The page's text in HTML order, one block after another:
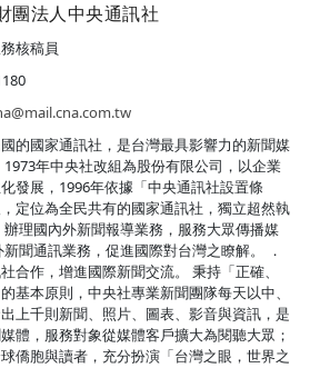
團法人中央通訊社
核稿員
的國家通訊社，是台灣最具影響力的新聞媒
年中央社改組為股份有限公司，以企業
發展，1996年依據「中央通訊社設置條
定位為全民共有的國家通訊社，獨立超然執
理國內外新聞報導業務，服務大眾傳播媒
聞通訊業務，促進國際對台灣之瞭解。 ．
合作，增進國際新聞交流。 秉持「正確、
基本原則，中央社專業新聞團隊每天以中、
上千則新聞、照片、圖表、影音與資訊，是
體，服務對象從媒體客戶擴大為閱聽大眾；
僑胞與讀者，充分扮演「台灣之眼，世界之